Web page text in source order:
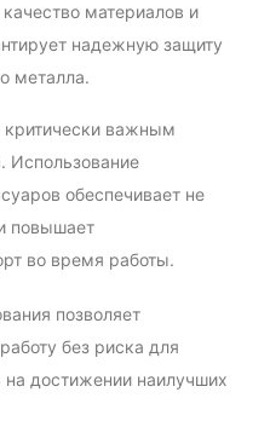
материалов и
надежную защиту
металла.
критически важным
Использование
обеспечивает не
повышает
во время работы.
позволяет
без риска для
на достижении наилучших